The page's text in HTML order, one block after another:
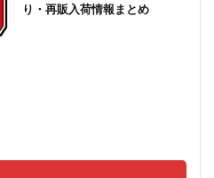
り・再販入荷情報まとめ